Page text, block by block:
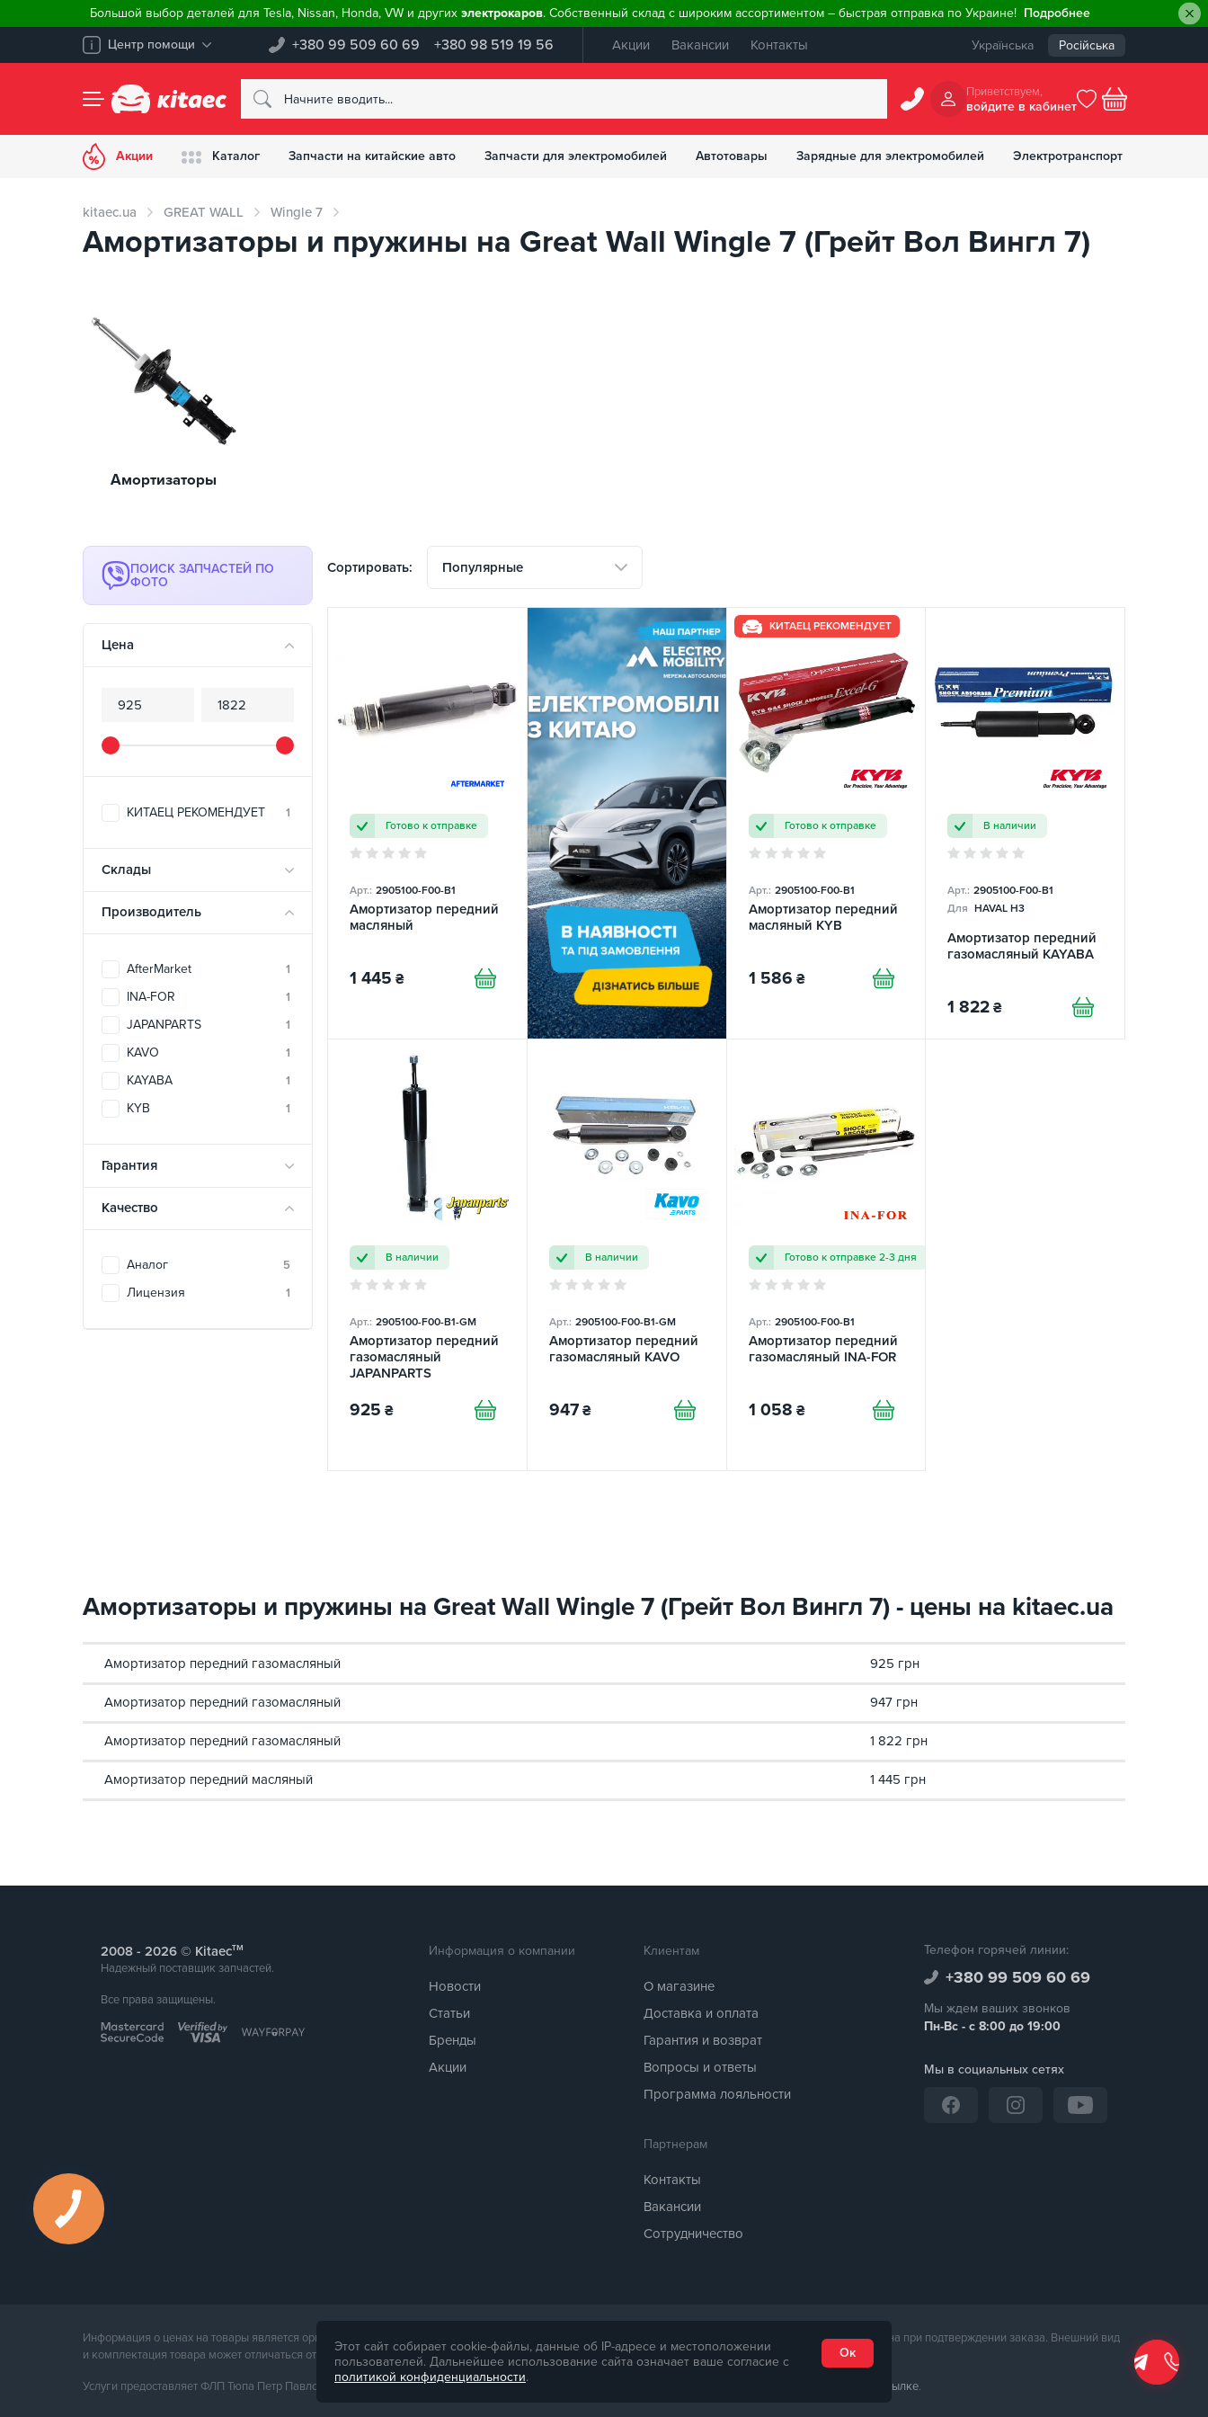
Большой выбор деталей для Tesla, Nissan, Honda, VW и других электрокаров. Собственный склад с широким ассортиментом – быстрая отправка по Украине! Подробнее
Центр помощи +380 99 509 60 69 +380 98 519 19 56 Акции Вакансии Контакты Українська Російська
Приветствуем,
войдите в кабинет
Акции Каталог Запчасти на китайские авто Запчасти для электромобилей Автотовары Зарядные для электромобилей Электротранспорт
kitaec.ua GREAT WALL Wingle 7
Амортизаторы и пружины на Great Wall Wingle 7 (Грейт Вол Вингл 7)
Амортизаторы
ПОИСК ЗАПЧАСТЕЙ ПО
ФОТО
Цена
КИТАЕЦ РЕКОМЕНДУЕТ 1
Склады
Производитель
AfterMarket 1
INA-FOR 1
JAPANPARTS 1
KAVO 1
KAYABA 1
KYB 1
Гарантия
Качество
Аналог 5
Лицензия 1
Сортировать: Популярные
Готово к отправке
Арт.: 2905100-F00-B1
Амортизатор передний
масляный
1 445 ₴
КИТАЕЦ РЕКОМЕНДУЕТ
Готово к отправке
Арт.: 2905100-F00-B1
Амортизатор передний
масляный KYB
1 586 ₴
В наличии
Арт.: 2905100-F00-B1
Для HAVAL H3
Амортизатор передний
газомасляный KAYABA
1 822 ₴
В наличии
Арт.: 2905100-F00-B1-GM
Амортизатор передний
газомасляный
JAPANPARTS
925 ₴
В наличии
Арт.: 2905100-F00-B1-GM
Амортизатор передний
газомасляный KAVO
947 ₴
Готово к отправке 2-3 дня
Арт.: 2905100-F00-B1
Амортизатор передний
газомасляный INA-FOR
1 058 ₴
Амортизаторы и пружины на Great Wall Wingle 7 (Грейт Вол Вингл 7) - цены на kitaec.ua
Амортизатор передний газомасляный 925 грн
Амортизатор передний газомасляный 947 грн
Амортизатор передний газомасляный 1 822 грн
Амортизатор передний масляный 1 445 грн
Информация о компании
Новости
Статьи
Бренды
Акции
Клиентам
О магазине
Доставка и оплата
Гарантия и возврат
Вопросы и ответы
Программа лояльности
Партнерам
Контакты
Вакансии
Сотрудничество
Телефон горячей линии:
+380 99 509 60 69
Мы ждем ваших звонков
Пн-Вс - с 8:00 до 19:00
Мы в социальных сетях
2008 - © Kitaecтм
Надежный поставщик запчастей.
Все права защищены.
Информация о ценах на товары является ориентировочной и предоставляется для справки. Точная стоимость товара будет названа менеджером магазина при подтверждении заказа. Внешний вид
и комплектация товара может отличаться от его фотографии.
Услуги предоставляет ФЛП Тюпа Петр Павлович, ИПН 2770105454. Политика конфиденциальности доступна по ссылке.
Этот сайт собирает cookie-файлы, данные об IP-адресе и местоположении
пользователей. Дальнейшее использование сайта означает ваше согласие с
политикой конфиденциальности.
Ок